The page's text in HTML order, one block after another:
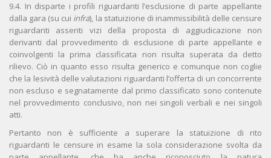
9.4. In disparte i profili riguardanti l’esclusione di parte appellante
dalla gara (su cui infra), la statuizione di inammissibilità delle censure
riguardanti asseriti vizi della proposta di aggiudicazione non
derivanti dal provvedimento di esclusione di parte appellante e
coinvolgenti la prima classificata non risulta superata da detto
rilievo. Ciò in quanto esso risulta generico e comunque non coglie
che la lesività delle valutazioni riguardanti l’offerta di un concorrente
non escluso e segnatamente dal primo classificato sono contenute
nel provvedimento conclusivo, non nei singoli verbali e nei singoli
atti.
Pertanto non è sufficiente a superare la statuizione di rito
riguardanti le censure in esame la sola considerazione svolta da